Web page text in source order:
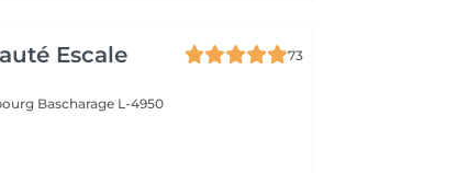
Escale
73
Bascharage L-4950